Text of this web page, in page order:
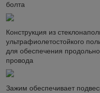
болта
Конструкция из
ультрафиолетостойкого
для обеспечения
провода
Зажим обеспечивает